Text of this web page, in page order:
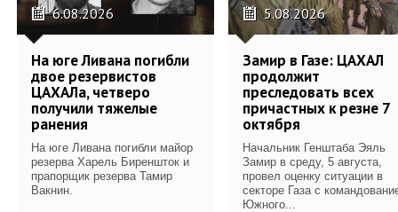
6.08.2026
На юге Ливана погибли
двое резервистов
ЦАХАЛа, четверо
получили тяжелые
ранения
На юге Ливана погибли майор
резерва Харель Биреншток и
прапорщик резерва Тамир
Вакнин.
5.08.2026
Замир в Газе: ЦАХАЛ
продолжит
преследовать всех
причастных к резне 7
октября
Начальник Генштаба Эяль
Замир в среду, 5 августа,
провел оценку ситуации в
секторе Газа с
Южного...